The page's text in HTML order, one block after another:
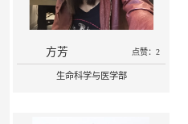
方芳 点赞：2
生命科学与医学部